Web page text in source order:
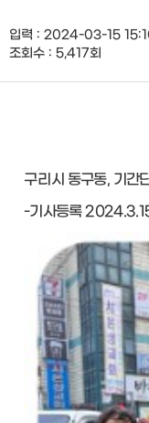
입력 : 2024-03-15
조회수 : 5,417회
구리 시 동구동, 기간
-기사등록